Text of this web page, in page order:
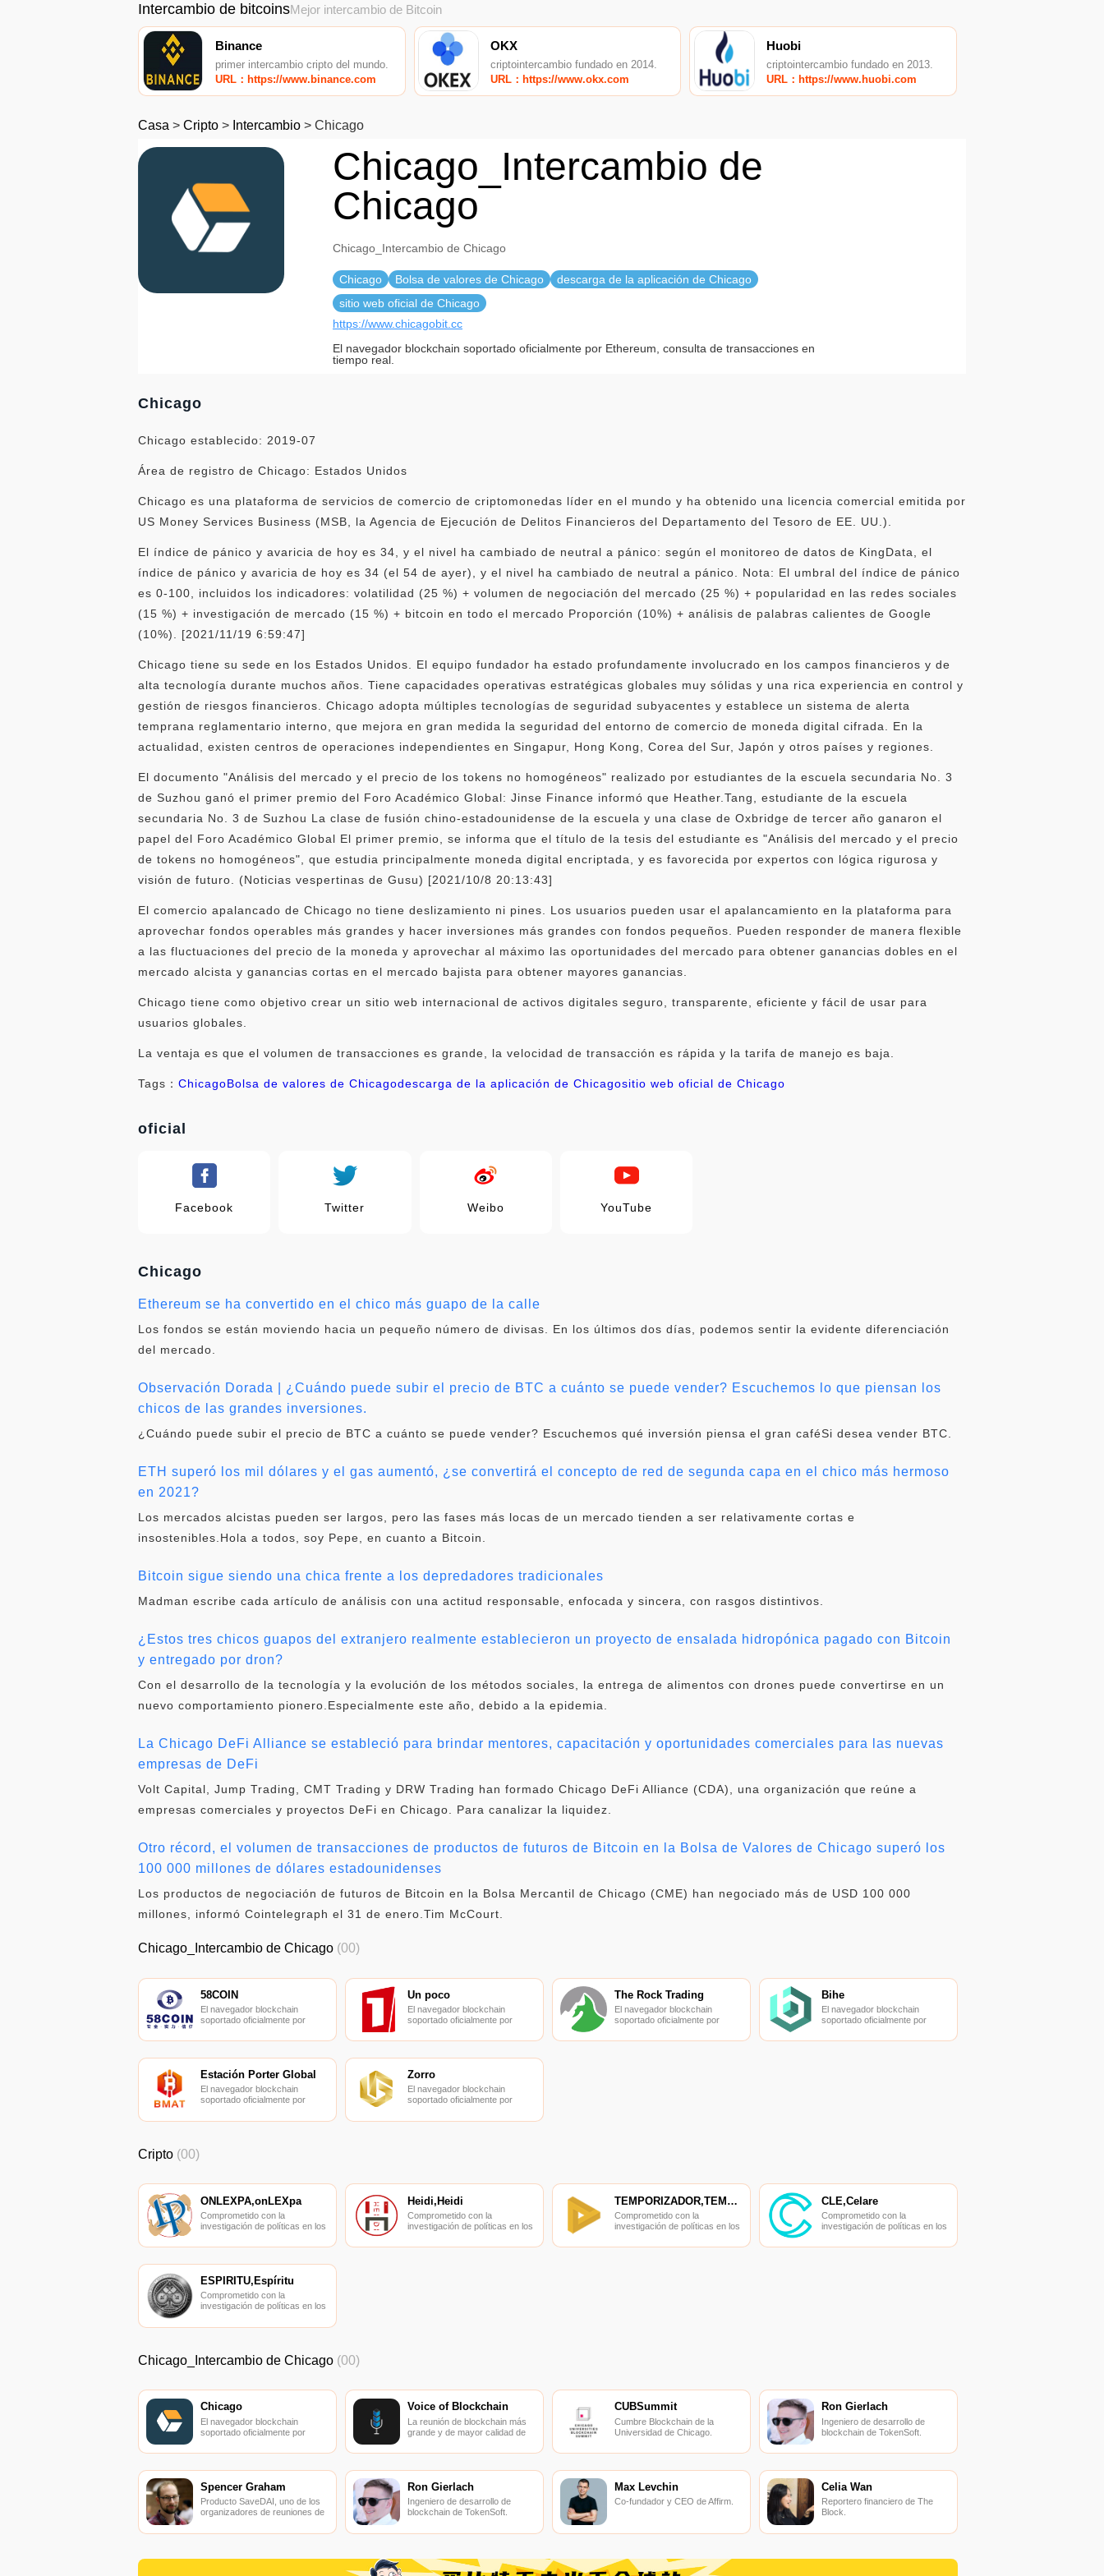
Intercambio de bitcoinsMejor intercambio de Bitcoin
Binance
primer intercambio cripto del mundo.
URL：https://www.binance.com
OKX
criptointercambio fundado en 2014.
URL：https://www.okx.com
Huobi
criptointercambio fundado en 2013.
URL：https://www.huobi.com
Casa > Cripto > Intercambio > Chicago
Chicago_Intercambio de
Chicago
Chicago_Intercambio de Chicago
Chicago Bolsa de valores de Chicago
descarga de la aplicación de Chicago
sitio web oficial de Chicago
https://www.chicagobit.cc
El navegador blockchain soportado oficialmente por Ethereum, consulta de transacciones en
tiempo real.
Chicago
Chicago establecido: 2019-07
Área de registro de Chicago: Estados Unidos
Chicago es una plataforma de servicios de comercio de criptomonedas líder en el mundo y ha obtenido una licencia comercial emitida por
US Money Services Business (MSB, la Agencia de Ejecución de Delitos Financieros del Departamento del Tesoro de EE. UU.).
El índice de pánico y avaricia de hoy es 34, y el nivel ha cambiado de neutral a pánico: según el monitoreo de datos de KingData, el
índice de pánico y avaricia de hoy es 34 (el 54 de ayer), y el nivel ha cambiado de neutral a pánico. Nota: El umbral del índice de pánico
es 0-100, incluidos los indicadores: volatilidad (25 %) + volumen de negociación del mercado (25 %) + popularidad en las redes sociales
(15 %) + investigación de mercado (15 %) + bitcoin en todo el mercado Proporción (10%) + análisis de palabras calientes de Google
(10%). [2021/11/19 6:59:47]
Chicago tiene su sede en los Estados Unidos. El equipo fundador ha estado profundamente involucrado en los campos financieros y de
alta tecnología durante muchos años. Tiene capacidades operativas estratégicas globales muy sólidas y una rica experiencia en control y
gestión de riesgos financieros. Chicago adopta múltiples tecnologías de seguridad subyacentes y establece un sistema de alerta
temprana reglamentario interno, que mejora en gran medida la seguridad del entorno de comercio de moneda digital cifrada. En la
actualidad, existen centros de operaciones independientes en Singapur, Hong Kong, Corea del Sur, Japón y otros países y regiones.
El documento "Análisis del mercado y el precio de los tokens no homogéneos" realizado por estudiantes de la escuela secundaria No. 3
de Suzhou ganó el primer premio del Foro Académico Global: Jinse Finance informó que Heather.Tang, estudiante de la escuela
secundaria No. 3 de Suzhou La clase de fusión chino-estadounidense de la escuela y una clase de Oxbridge de tercer año ganaron el
papel del Foro Académico Global El primer premio, se informa que el título de la tesis del estudiante es "Análisis del mercado y el precio
de tokens no homogéneos", que estudia principalmente moneda digital encriptada, y es favorecida por expertos con lógica rigurosa y
visión de futuro. (Noticias vespertinas de Gusu) [2021/10/8 20:13:43]
El comercio apalancado de Chicago no tiene deslizamiento ni pines. Los usuarios pueden usar el apalancamiento en la plataforma para
aprovechar fondos operables más grandes y hacer inversiones más grandes con fondos pequeños. Pueden responder de manera flexible
a las fluctuaciones del precio de la moneda y aprovechar al máximo las oportunidades del mercado para obtener ganancias dobles en el
mercado alcista y ganancias cortas en el mercado bajista para obtener mayores ganancias.
Chicago tiene como objetivo crear un sitio web internacional de activos digitales seguro, transparente, eficiente y fácil de usar para
usuarios globales.
La ventaja es que el volumen de transacciones es grande, la velocidad de transacción es rápida y la tarifa de manejo es baja.
Tags： ChicagoBolsa de valores de Chicagodescarga de la aplicación de Chicagositio web oficial de Chicago
oficial
Facebook Twitter Weibo YouTube
Chicago
Ethereum se ha convertido en el chico más guapo de la calle
Los fondos se están moviendo hacia un pequeño número de divisas. En los últimos dos días, podemos sentir la evidente diferenciación
del mercado.
Observación Dorada | ¿Cuándo puede subir el precio de BTC a cuánto se puede vender? Escuchemos lo que piensan los
chicos de las grandes inversiones.
¿Cuándo puede subir el precio de BTC a cuánto se puede vender? Escuchemos qué inversión piensa el gran caféSi desea vender BTC.
ETH superó los mil dólares y el gas aumentó, ¿se convertirá el concepto de red de segunda capa en el chico más hermoso
en 2021?
Los mercados alcistas pueden ser largos, pero las fases más locas de un mercado tienden a ser relativamente cortas e
insostenibles.Hola a todos, soy Pepe, en cuanto a Bitcoin.
Bitcoin sigue siendo una chica frente a los depredadores tradicionales
Madman escribe cada artículo de análisis con una actitud responsable, enfocada y sincera, con rasgos distintivos.
¿Estos tres chicos guapos del extranjero realmente establecieron un proyecto de ensalada hidropónica pagado con Bitcoin
y entregado por dron?
Con el desarrollo de la tecnología y la evolución de los métodos sociales, la entrega de alimentos con drones puede convertirse en un
nuevo comportamiento pionero.Especialmente este año, debido a la epidemia.
La Chicago DeFi Alliance se estableció para brindar mentores, capacitación y oportunidades comerciales para las nuevas
empresas de DeFi
Volt Capital, Jump Trading, CMT Trading y DRW Trading han formado Chicago DeFi Alliance (CDA), una organización que reúne a
empresas comerciales y proyectos DeFi en Chicago. Para canalizar la liquidez.
Otro récord, el volumen de transacciones de productos de futuros de Bitcoin en la Bolsa de Valores de Chicago superó los
100 000 millones de dólares estadounidenses
Los productos de negociación de futuros de Bitcoin en la Bolsa Mercantil de Chicago (CME) han negociado más de USD 100 000
millones, informó Cointelegraph el 31 de enero.Tim McCourt.
Chicago_Intercambio de Chicago (00)
58COIN
El navegador blockchain
soportado oficialmente por
transacciones en tiempo real.
Un poco
El navegador blockchain
soportado oficialmente por
transacciones en tiempo real.
The Rock Trading
El navegador blockchain
soportado oficialmente por
transacciones en tiempo real.
Bihe
El navegador blockchain
soportado oficialmente por
transacciones en tiempo real.
Estación Porter Global
El navegador blockchain
soportado oficialmente por
transacciones en tiempo real.
Zorro
El navegador blockchain
soportado oficialmente por
transacciones en tiempo real.
Cripto (00)
ONLEXPA,onLEXpa
Comprometido con la
investigación de políticas en los
finanzas, las finanzas
Heidi,Heidi
Comprometido con la
investigación de políticas en los
finanzas, las finanzas
TEMPORIZADOR,TEMPORIZADOR
Comprometido con la
investigación de políticas en los
finanzas, las finanzas
CLE,Celare
Comprometido con la
investigación de políticas en los
finanzas, las finanzas
ESPÍRITU,Espíritu
Comprometido con la
investigación de políticas en los
finanzas, las finanzas
Chicago_Intercambio de Chicago (00)
Chicago
El navegador blockchain
soportado oficialmente por
transacciones en tiempo real.
Voice of Blockchain
La reunión de blockchain más
grande y de mayor calidad de
CUBSummit
Cumbre Blockchain de la
Universidad de Chicago.
Ron Gierlach
Ingeniero de desarrollo de
blockchain de TokenSoft.
Spencer Graham
Producto SaveDAI, uno de los
organizadores de reuniones de
Ron Gierlach
Ingeniero de desarrollo de
blockchain de TokenSoft.
Max Levchin
Co-fundador y CEO de Affirm.
Celia Wan
Reportero financiero de The
Block.